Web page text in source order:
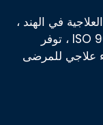
في الهند ،
كيورانديا هي مؤسسة معتمدة ISO 9001: 2008 ، توفر
علاجي للمرضى